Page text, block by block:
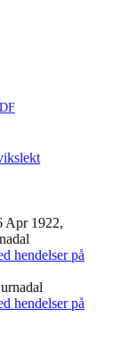
Apr 1922,